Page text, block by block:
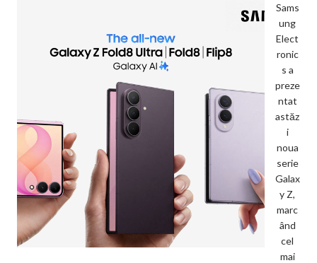
Sams
ung
Elect
ronic
s a
preze
ntat
astăz
i
noua
serie
Galax
y Z,
marc
ând
cel
mai